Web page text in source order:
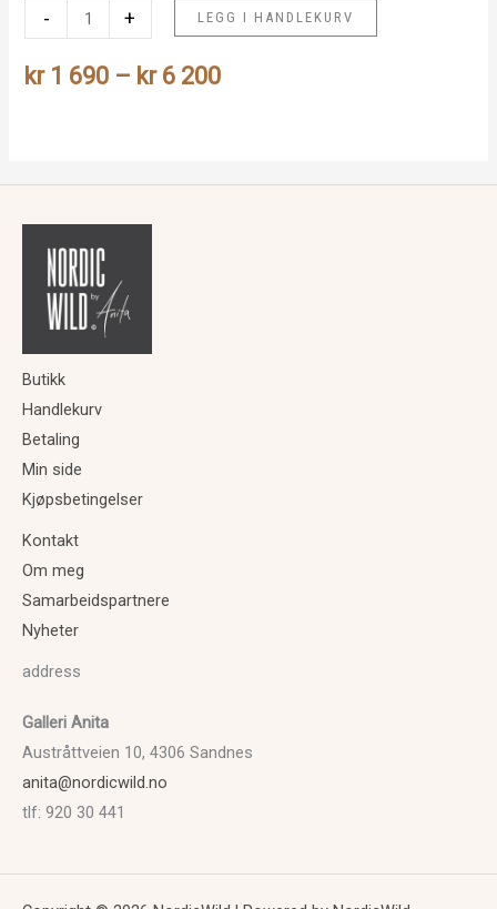
-
Ludviksekk
antall
+ LEGG I HANDLEKURV
kr1 690 – kr6 200Prisområde:
Butikk
Handlekurv
Betaling
Min side
Kjøpsbetingelser
Kontakt
Om meg
Samarbeidspartnere
Nyheter
address
Galleri Anita
Austråttveien 10, 4306 Sandnes
anita@nordicwild.no
tlf: 920 30 441